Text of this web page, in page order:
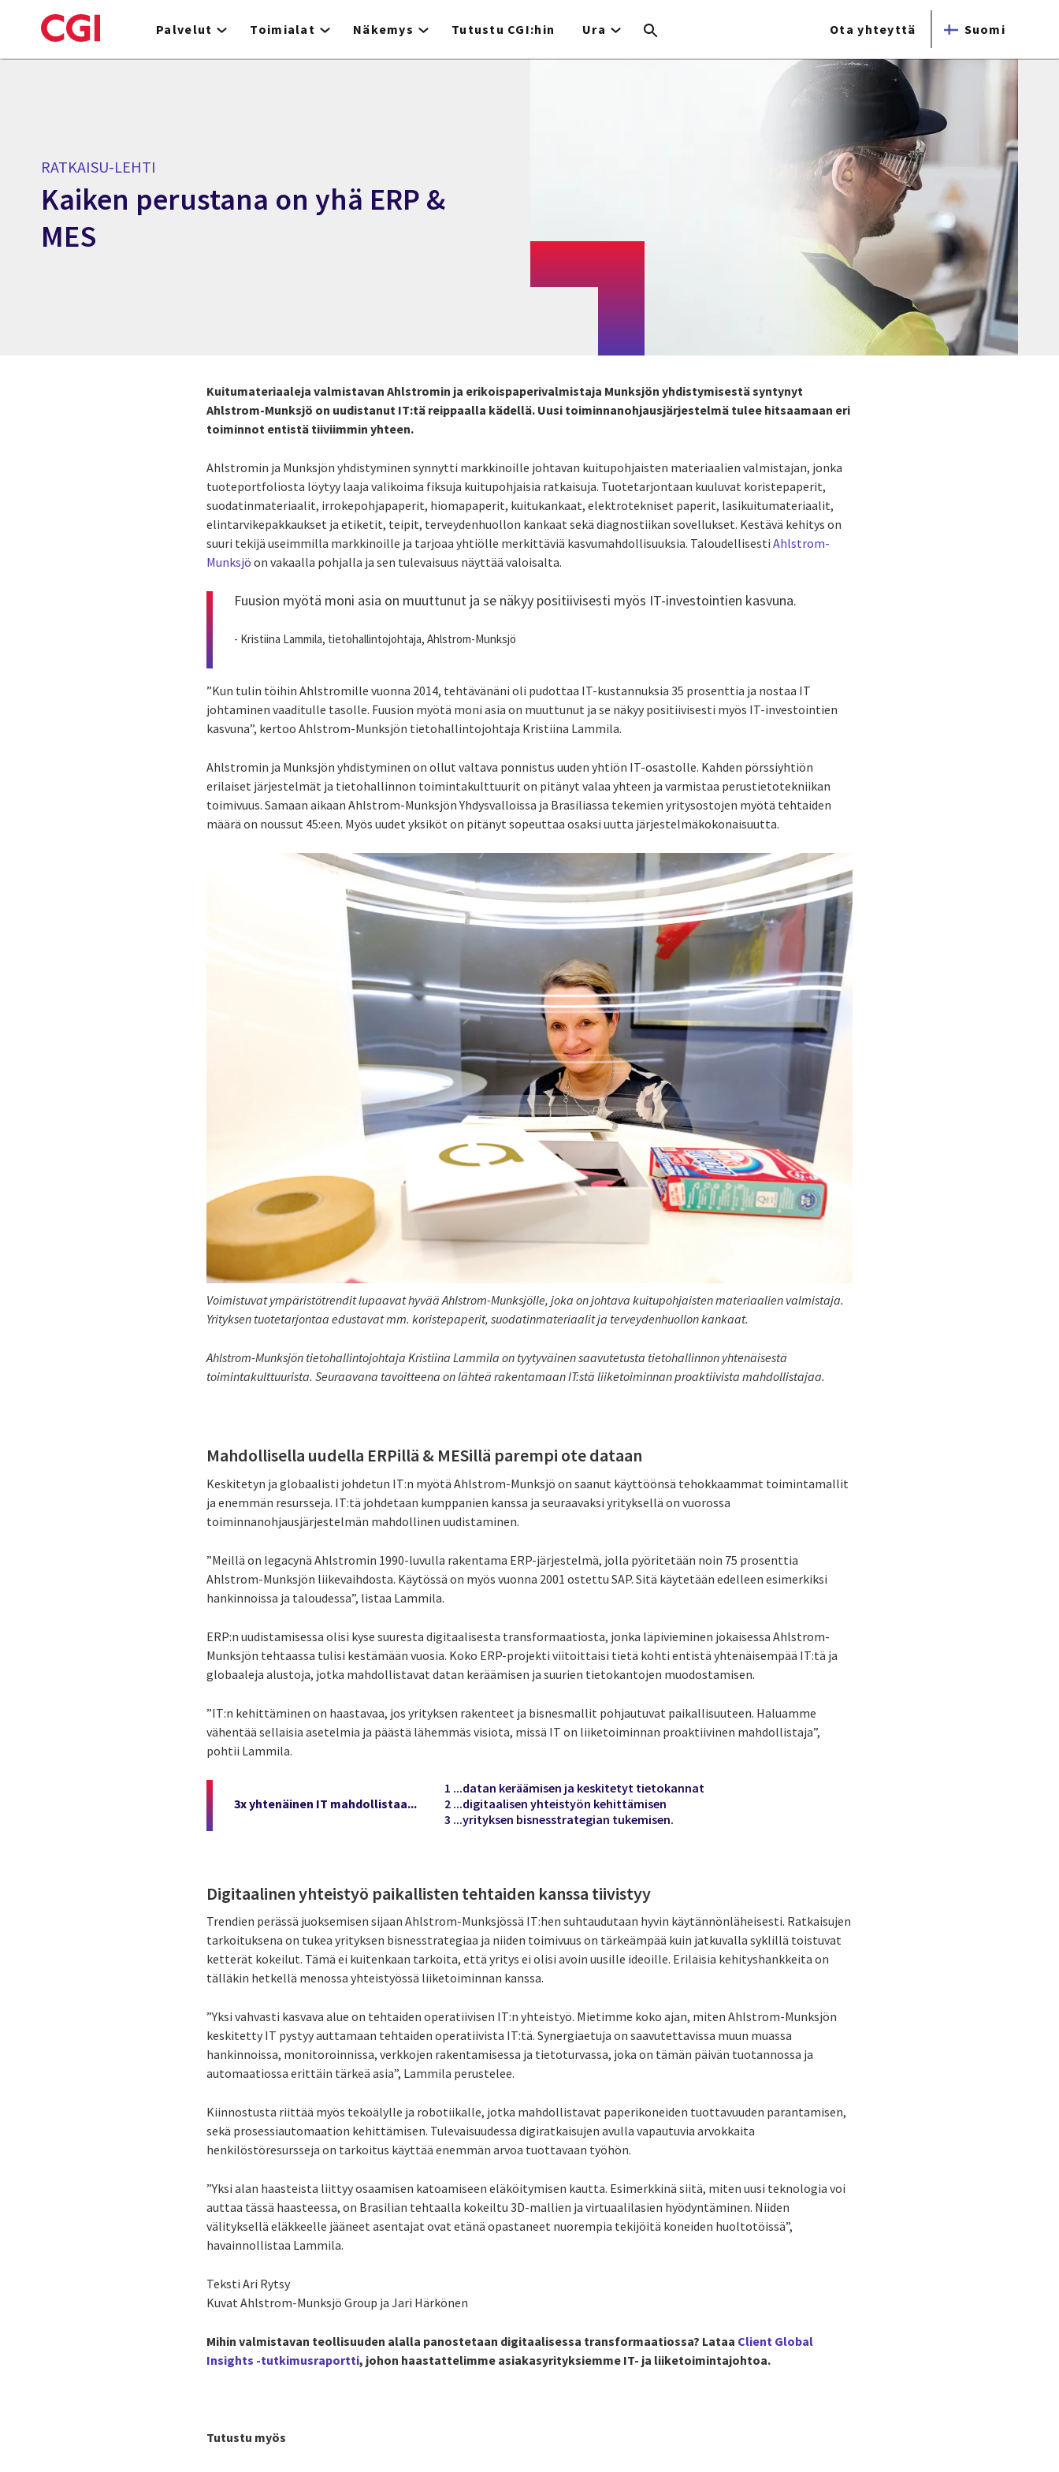
to
Palvelut Toimialat Näkemys Tutustu CGI:hin Ura Ota yhteyttä Suomi
RATKAISU-LEHTI
Kaiken perustana on yhä ERP &
MES
Kuitumateriaaleja valmistavan Ahlstromin ja erikoispaperivalmistaja Munksjön yhdistymisestä syntynyt
Ahlstrom-Munksjö on uudistanut IT:tä reippaalla kädellä. Uusi toiminnanohjausjärjestelmä tulee hitsaamaan eri
toiminnot entistä tiiviimmin yhteen.
Ahlstromin ja Munksjön yhdistyminen synnytti markkinoille johtavan kuitupohjaisten materiaalien valmistajan, jonka
tuoteportfoliosta löytyy laaja valikoima fiksuja kuitupohjaisia ratkaisuja. Tuotetarjontaan kuuluvat koristepaperit,
suodatinmateriaalit, irrokepohjapaperit, hiomapaperit, kuitukankaat, elektrotekniset paperit, lasikuitumateriaalit,
elintarvikepakkaukset ja etiketit, teipit, terveydenhuollon kankaat sekä diagnostiikan sovellukset. Kestävä kehitys on
suuri tekijä useimmilla markkinoille ja tarjoaa yhtiölle merkittäviä kasvumahdollisuuksia. TaloudellisestiAhlstrom-
Munksjö on vakaalla pohjalla ja sen tulevaisuus näyttää valoisalta.
Fuusion myötä moni asia on muuttunut ja se näkyy positiivisesti myös IT-investointien kasvuna.
- Kristiina Lammila, tietohallintojohtaja, Ahlstrom-Munksjö
”Kun tulin töihin Ahlstromille vuonna 2014, tehtävänäni oli pudottaa IT-kustannuksia 35 prosenttia ja nostaa IT
johtaminen vaaditulle tasolle. Fuusion myötä moni asia on muuttunut ja se näkyy positiivisesti myös IT-investointien
kasvuna”, kertoo Ahlstrom-Munksjön tietohallintojohtaja Kristiina Lammila.
Ahlstromin ja Munksjön yhdistyminen on ollut valtava ponnistus uuden yhtiön IT-osastolle. Kahden pörssiyhtiön
erilaiset järjestelmät ja tietohallinnon toimintakulttuurit on pitänyt valaa yhteen ja varmistaa perustietotekniikan
toimivuus. Samaan aikaan Ahlstrom-Munksjön Yhdysvalloissa ja Brasiliassa tekemien yritysostojen myötä tehtaiden
määrä on noussut 45:een. Myös uudet yksiköt on pitänyt sopeuttaa osaksi uutta järjestelmäkokonaisuutta.
Voimistuvat ympäristötrendit lupaavat hyvää Ahlstrom-Munksjölle, joka on johtava kuitupohjaisten materiaalien valmistaja.
Yrityksen tuotetarjontaa edustavat mm. koristepaperit, suodatinmateriaalit ja terveydenhuollon kankaat.
Ahlstrom-Munksjön tietohallintojohtaja Kristiina Lammila on tyytyväinen saavutetusta tietohallinnon yhtenäisestä
toimintakulttuurista. Seuraavana tavoitteena on lähteä rakentamaan IT:stä liiketoiminnan proaktiivista mahdollistajaa.
Mahdollisella uudella ERPillä & MESillä parempi ote dataan
Keskitetyn ja globaalisti johdetun IT:n myötä Ahlstrom-Munksjö on saanut käyttöönsä tehokkaammat toimintamallit
ja enemmän resursseja. IT:tä johdetaan kumppanien kanssa ja seuraavaksi yrityksellä on vuorossa
toiminnanohjausjärjestelmän mahdollinen uudistaminen.
”Meillä on legacynä Ahlstromin 1990-luvulla rakentama ERP-järjestelmä, jolla pyöritetään noin 75 prosenttia
Ahlstrom-Munksjön liikevaihdosta. Käytössä on myös vuonna 2001 ostettu SAP. Sitä käytetään edelleen esimerkiksi
hankinnoissa ja taloudessa”, listaa Lammila.
ERP:n uudistamisessa olisi kyse suuresta digitaalisesta transformaatiosta, jonka läpivieminen jokaisessa Ahlstrom-
Munksjön tehtaassa tulisi kestämään vuosia. Koko ERP-projekti viitoittaisi tietä kohti entistä yhtenäisempää IT:tä ja
globaaleja alustoja, jotka mahdollistavat datan keräämisen ja suurien tietokantojen muodostamisen.
”IT:n kehittäminen on haastavaa, jos yrityksen rakenteet ja bisnesmallit pohjautuvat paikallisuuteen. Haluamme
vähentää sellaisia asetelmia ja päästä lähemmäs visiota, missä IT on liiketoiminnan proaktiivinen mahdollistaja”,
pohtii Lammila.
3x yhtenäinen IT mahdollistaa...
1 ...datan keräämisen ja keskitetyt tietokannat
2 ...digitaalisen yhteistyön kehittämisen
3 ...yrityksen bisnesstrategian tukemisen.
Digitaalinen yhteistyö paikallisten tehtaiden kanssa tiivistyy
Trendien perässä juoksemisen sijaan Ahlstrom-Munksjössä IT:hen suhtaudutaan hyvin käytännönläheisesti. Ratkaisujen
tarkoituksena on tukea yrityksen bisnesstrategiaa ja niiden toimivuus on tärkeämpää kuin jatkuvalla syklillä toistuvat
ketterät kokeilut. Tämä ei kuitenkaan tarkoita, että yritys ei olisi avoin uusille ideoille. Erilaisia kehityshankkeita on
tälläkin hetkellä menossa yhteistyössä liiketoiminnan kanssa.
”Yksi vahvasti kasvava alue on tehtaiden operatiivisen IT:n yhteistyö. Mietimme koko ajan, miten Ahlstrom-Munksjön
keskitetty IT pystyy auttamaan tehtaiden operatiivista IT:tä. Synergiaetuja on saavutettavissa muun muassa
hankinnoissa, monitoroinnissa, verkkojen rakentamisessa ja tietoturvassa, joka on tämän päivän tuotannossa ja
automaatiossa erittäin tärkeä asia”, Lammila perustelee.
Kiinnostusta riittää myös tekoälylle ja robotiikalle, jotka mahdollistavat paperikoneiden tuottavuuden parantamisen,
sekä prosessiautomaation kehittämisen. Tulevaisuudessa digiratkaisujen avulla vapautuvia arvokkaita
henkilöstöresursseja on tarkoitus käyttää enemmän arvoa tuottavaan työhön.
”Yksi alan haasteista liittyy osaamisen katoamiseen eläköitymisen kautta. Esimerkkinä siitä, miten uusi teknologia voi
auttaa tässä haasteessa, on Brasilian tehtaalla kokeiltu 3D-mallien ja virtuaalilasien hyödyntäminen. Niiden
välityksellä eläkkeelle jääneet asentajat ovat etänä opastaneet nuorempia tekijöitä koneiden huoltotöissä”,
havainnollistaa Lammila.
Teksti Ari Rytsy
Kuvat Ahlstrom-Munksjö Group ja Jari Härkönen
Mihin valmistavan teollisuuden alalla panostetaan digitaalisessa transformaatiossa? Lataa Client Global
Insights -tutkimusraportti, johon haastattelimme asiakasyrityksiemme IT- ja liiketoimintajohtoa.
Tutustu myös